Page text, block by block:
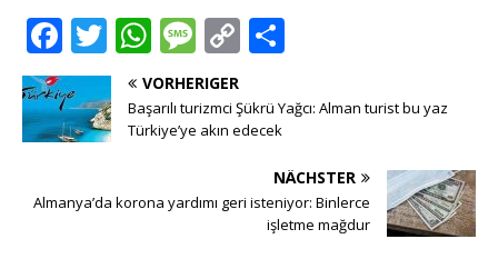
F
a
c
e
o
T
w
it
te
W
h
at
s
p
M
e
ss
a
e
C
p
y
n
le
VORHERIGER
Başarılı turizmci Şükrü Yağcı: Alman turist bu yaz
Türkiye’ye akın edecek
NÄCHSTER
Almanya’da korona yardımı geri isteniyor: Binlerce
işletme mağdur